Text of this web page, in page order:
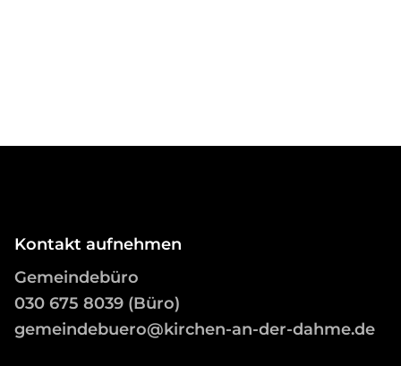
Kontakt aufnehmen
Gemeindebüro
030 675 8039 (Büro)
gemeindebuero@kirchen-an-der-dahme.de